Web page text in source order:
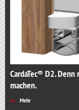
CardaTec® D2. Denn
machen.
Mehr